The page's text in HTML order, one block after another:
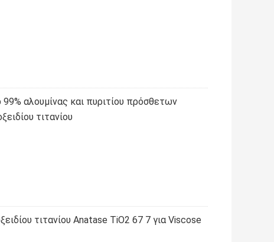
αλουμίνας και πυριτίου πρόσθετων
τιτανίου
τιτανίου Anatase TiO2 67 7 για Viscose